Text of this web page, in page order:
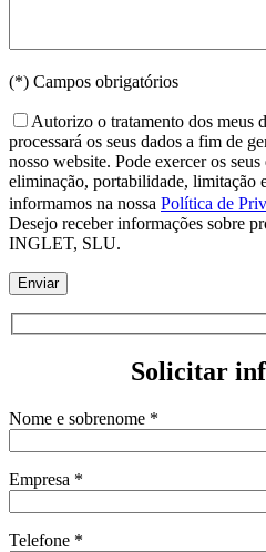
(*) Campos obrigatórios
Autorizo o tratamento dos
processará os seus dados a fim de
nosso website. Pode exercer os
eliminação, portabilidade, limitação
informamos na nossa Política de
Desejo receber informações sobre
INGLET, SLU.
Solicitar
Nome e sobrenome *
Empresa *
Telefone *